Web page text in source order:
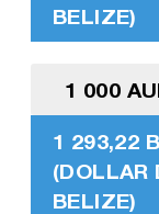
BELIZE)
1 000
1 293,22
(DOLLAR
BELIZE)